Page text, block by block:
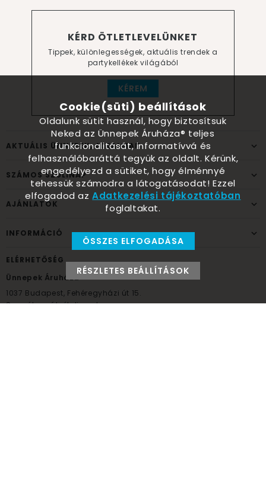
KÉRD ÖTLETLEVELÜNKET
Tippek, különlegességek, aktuális trendek a
partykellékek világából
KÉREM
AKTUÁLIS ÜNNEPEK, ALKALMAK
SZÁMOS SZÜLINAP
AJÁNLATOK
INFORMÁCIÓ
ELÉRHETŐSÉG
Ünnepek Áruháza
1037 Budapest, Fehéregyházi út 15.
Személyes átvételi pont
Cookie(süti) beállítások
Oldalunk sütit használ, hogy biztosítsuk
Neked az Ünnepek Áruháza® teljes
funkcionalitását, informatívvá és
felhasználóbaráttá tegyük az oldalt. Kérünk,
engedélyezd a sütiket, hogy élménnyé
tehessük számodra a látogatásodat! Ezzel
elfogadod azAdatkezelési tájékoztatóban
foglaltakat.
ÖSSZES ELFOGADÁSA
RÉSZLETES BEÁLLÍTÁSOK